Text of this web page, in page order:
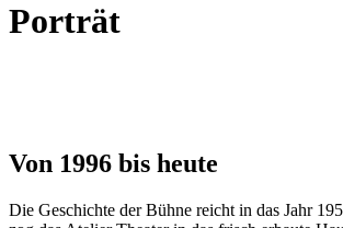
Porträt
Von 1996 bis heute
Die Geschichte der Bühne reicht in das Jahr